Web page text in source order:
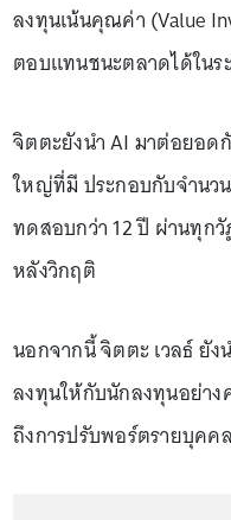
ลงทุนเน้นคุณค่า (Value
ตอบแทนชนะตลาดได้ในร
จิตตะยังนำ AI มาต่อยอด
ใหญ่ที่มี ประกอบกับจำนว
ทดสอบกว่า 12 ปี ผ่านทุก
หลังวิกฤติ
นอกจากนี้ จิตตะ เวลธ์ ยั
ลงทุนให้กับนักลงทุนอย่าง
ถึงการปรับพอร์ตรายบุคค